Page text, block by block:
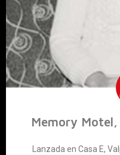
Memory
Lanzada en Casa E,